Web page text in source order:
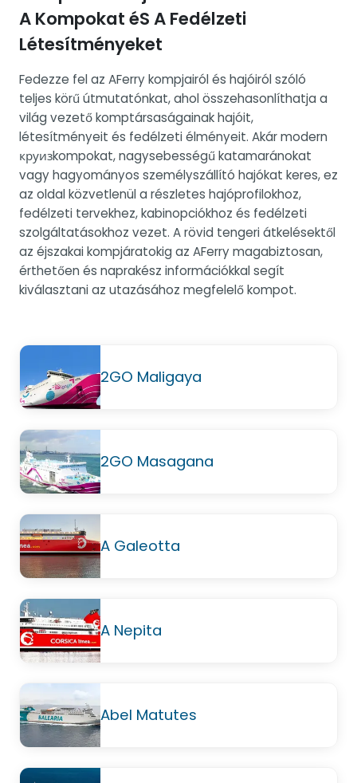
A Kompokat éS A Fedélzeti
Létesítményeket
Fedezze fel az AFerry kompjairól és hajóiról szóló
teljes körű útmutatónkat, ahol összehasonlíthatja a
világ vezető komptársaságainak hajóit,
létesítményeit és fedélzeti élményeit. Akár modern
круизkompokat, nagysebességű katamaránokat
vagy hagyományos személyszállító hajókat keres, ez
az oldal közvetlenül a részletes hajóprofilokhoz,
fedélzeti tervekhez, kabinopciókhoz és fedélzeti
szolgáltatásokhoz vezet. A rövid tengeri átkelésektől
az éjszakai kompjáratokig az AFerry magabiztosan,
érthetően és naprakész információkkal segít
kiválasztani az utazásához megfelelő kompot.
2GO Maligaya
2GO Masagana
A Galeotta
A Nepita
Abel Matutes